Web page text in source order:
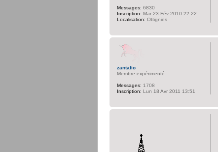
Messages: 6830
Inscription: Mar 23 Fév 2010 22:22
Localisation: Ottignies
zantafio
Membre expérimenté
Messages: 1708
Inscription: Lun 18 Avr 2011 13:51